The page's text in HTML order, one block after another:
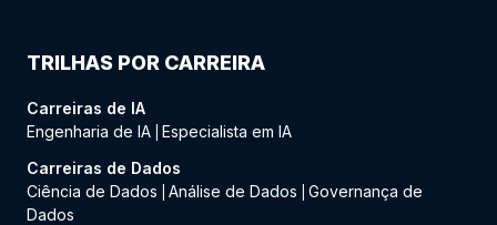
TRILHAS POR CARREIRA
Carreiras de IA
Engenharia de IA Especialista em IA
Carreiras de Dados
Ciência de Dados
Análise de Dados
Governança de
Dados